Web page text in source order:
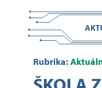
Rubrika: